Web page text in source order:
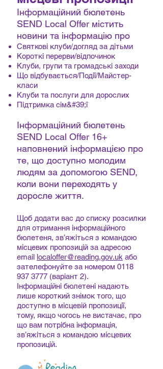
Інформаційний бюлетень
SEND Local Offer містить
новини та інформацію про
Святкові клуби/догляд за дітьми
Короткі перерви/відпочинок
Клуби, групи та громадські заходи
Що відбувається/Події/Майстер-
класи
Клуби та послуги для дорослих
Підтримка сім&#39;ї
Інформаційний бюлетень
SEND Local Offer 16+
наповнений інформацією про
те, що доступно молодим
людям за допомогою SEND,
коли вони переходять у
доросле життя.
Щоб додати вас до списку розсилки
для отримання інформаційного
бюлетеня, зв’яжіться з командою
місцевих пропозицій за адресою
email localoffer@reading.gov.uk або
зателефонуйте за номером 0118
937 3777 (варіант 2).
Інформаційні бюлетені надають
лише короткий знімок того, що
доступно в місцевій пропозиції,
тому, якщо чогось не вистачає, про
що вам потрібна інформація,
зв’яжіться з командою місцевих
пропозицій.